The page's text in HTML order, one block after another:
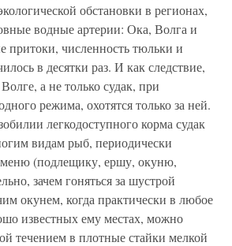
обстановки в регионах,
водные артерии: Ока, Волга и
притоки, численность тюльки и
в десятки раз. И как следствие,
а не только судак, при
режима, охотятся только за ней.
легкодоступного корма судак
видам рыб, периодически
(подлещику, ершу, окуню,
зачем гоняться за шустрой
окунем, когда практически в любое
известных ему местах, можно
течением в плотные стайки мелкой